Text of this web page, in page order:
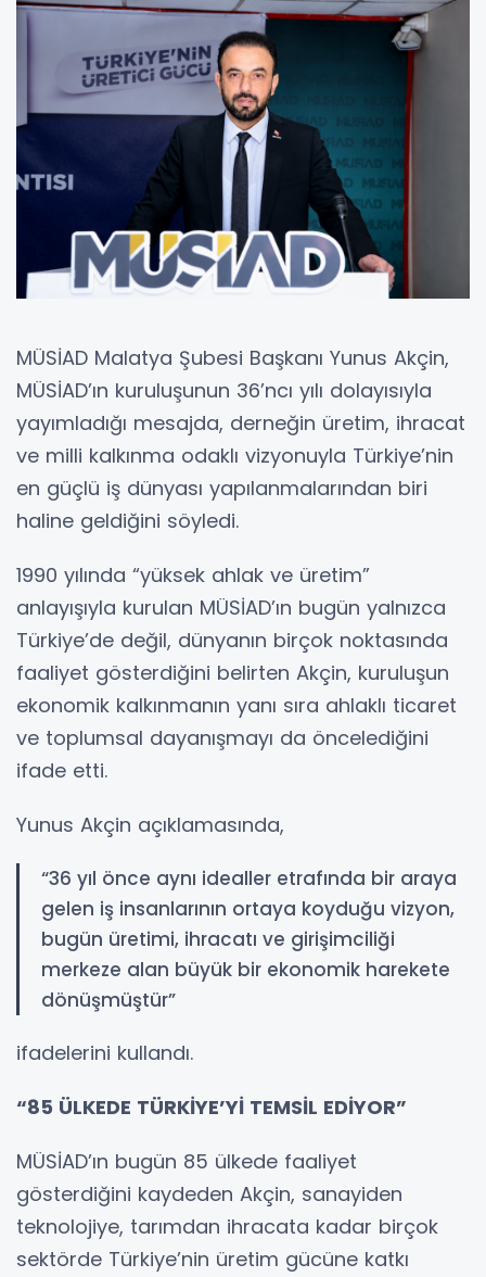
MÜSİAD Malatya Şubesi Başkanı Yunus Akçin,
MÜSİAD’ın kuruluşunun 36’ncı yılı dolayısıyla
yayımladığı mesajda, derneğin üretim, ihracat
ve milli kalkınma odaklı vizyonuyla Türkiye’nin
en güçlü iş dünyası yapılanmalarından biri
haline geldiğini söyledi.
1990 yılında “yüksek ahlak ve üretim”
anlayışıyla kurulan MÜSİAD’ın bugün yalnızca
Türkiye’de değil, dünyanın birçok noktasında
faaliyet gösterdiğini belirten Akçin, kuruluşun
ekonomik kalkınmanın yanı sıra ahlaklı ticaret
ve toplumsal dayanışmayı da öncelediğini
ifade etti.
Yunus Akçin açıklamasında,
“36 yıl önce aynı idealler etrafında bir araya
gelen iş insanlarının ortaya koyduğu vizyon,
bugün üretimi, ihracatı ve girişimciliği
merkeze alan büyük bir ekonomik harekete
dönüşmüştür”
ifadelerini kullandı.
“85 ÜLKEDE TÜRKİYE’Yİ TEMSİL EDİYOR”
MÜSİAD’ın bugün 85 ülkede faaliyet
gösterdiğini kaydeden Akçin, sanayiden
teknolojiye, tarımdan ihracata kadar birçok
sektörde Türkiye’nin üretim gücüne katkı